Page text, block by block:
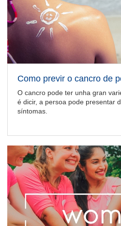
Como previr o cancro de
O cancro pode ter unha gran
é dicir, a persoa pode presentar
síntomas.